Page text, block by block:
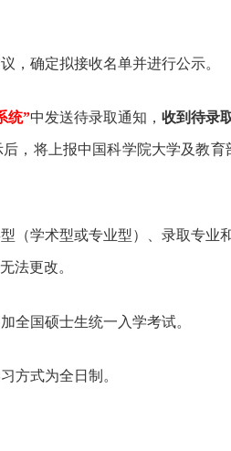
，确定拟接收名单并进行公示。
统”中发送待录取通知， 收到待录
，将上报中国科学院大学及教
（学术型或专业型）、录取专业
法更改。
全国硕士生统一入学考试。
方式为全日制。